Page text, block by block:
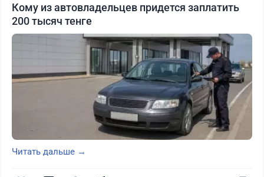
Кому из автовладельцев придется заплатить
200 тысяч тенге
Читать дальше →